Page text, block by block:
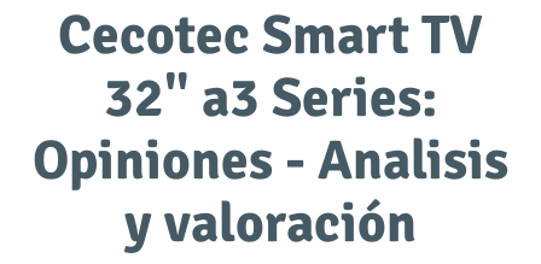
Cecotec Smart TV
32" a3 Series:
Opiniones - Analisis
y valoración